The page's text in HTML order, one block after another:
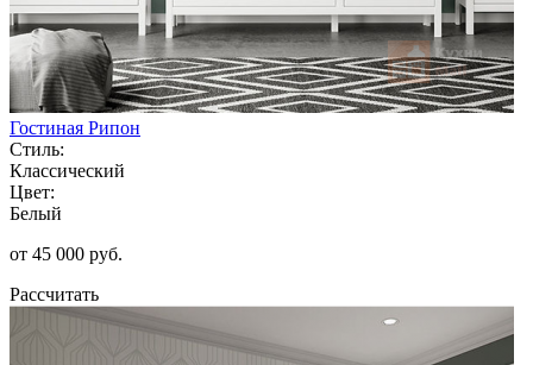
Гостиная Рипон
Стиль:
Классический
Цвет:
Белый
от 45 000 руб.
Рассчитать